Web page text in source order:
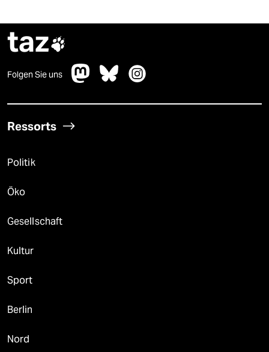
taz
Folgen Sie uns
Ressorts
Politik
Öko
Gesellschaft
Kultur
Sport
Berlin
Nord